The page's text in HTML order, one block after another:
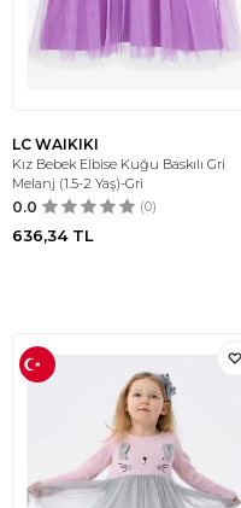
LC WAIKIKI
Kız Bebek Elbise Kuğu Baskılı Gri
Melanj (1.5-2 Yaş)-Gri
0.0 (0)
636,34TL